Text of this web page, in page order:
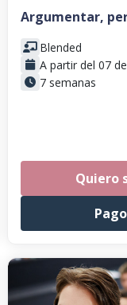
Argumentar,
Blended
A partir del 07
7 semanas
Quiero